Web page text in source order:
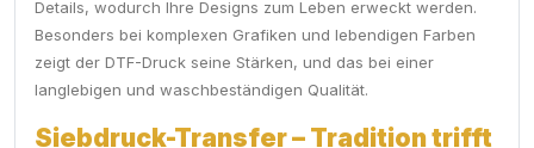
Details, wodurch Ihre Designs zum Leben erweckt werden.
Besonders bei komplexen Grafiken und lebendigen Farben
zeigt der DTF-Druck seine Stärken, und das bei einer
langlebigen und waschbeständigen Qualität.
Siebdruck-Transfer – Tradition trifft